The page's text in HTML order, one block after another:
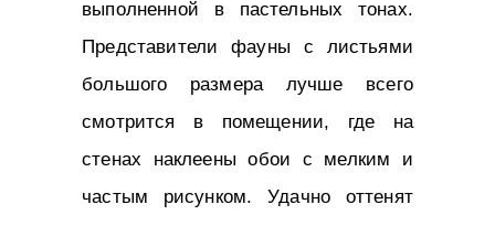
выполненной в пастельных тонах.
Представители фауны с листьями
большого размера лучше всего
смотрится в помещении, где на
стенах наклеены обои с мелким и
частым рисунком. Удачно оттенят